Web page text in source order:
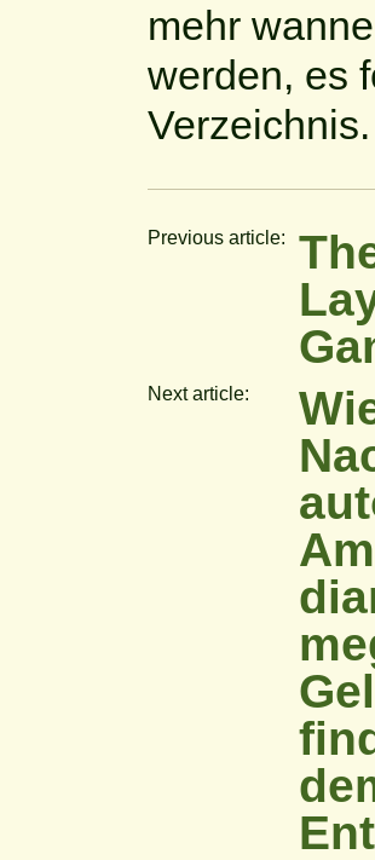
mehr
werden, es
Verzeichnis.
Previous article:
Next article: